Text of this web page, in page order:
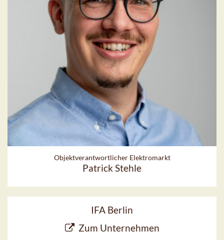
Objektverantwortlicher Elektromarkt
Patrick Stehle
IFA Berlin
Zum Unternehmen